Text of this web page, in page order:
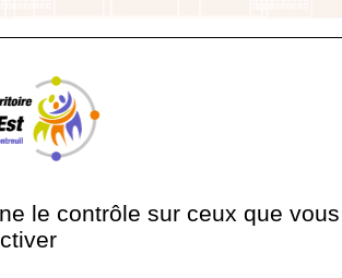
le contrôle sur ceux que vous